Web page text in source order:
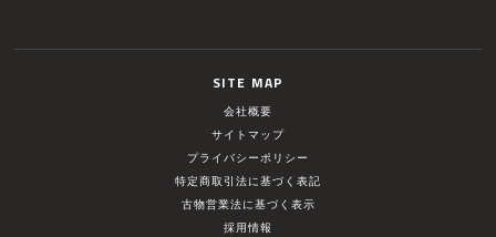
SITE MAP
会社概要
サイトマップ
プライバシーポリシー
特定商取引法に基づく表記
古物営業法に基づく表示
採用情報